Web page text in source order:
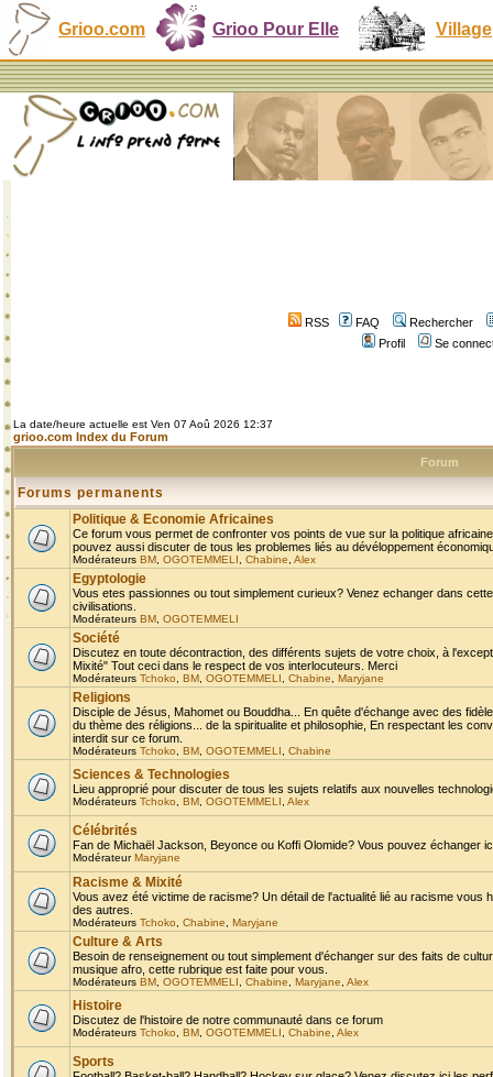
Grioo.com Grioo Pour Elle Village
RSS FAQ
Rechercher
Profil
Se
La date/heure actuelle est Ven 07 Aoû 2026 12:37
grioo.com Index du Forum
Forum
Forums permanents
Politique & Economie Africaines
Ce forum vous permet de confronter vos points de vue sur la politique
pouvez aussi discuter de tous les problemes liés au dévéloppement
Modérateurs BM OGOTEMMELI Chabine Alex
Egyptologie
Vous etes passionnes ou tout simplement curieux? Venez echanger dans
civilisations.
Modérateurs BM OGOTEMMELI
Société
Discutez en toute décontraction, des différents sujets de votre choix, à
Mixité" Tout ceci dans le respect de vos interlocuteurs. Merci
Modérateurs Tchoko BM OGOTEMMELI Chabine Maryjane
Religions
Disciple de Jésus, Mahomet ou Bouddha... En quête d'échange avec des
du thème des réligions... de la spiritualite et philosophie, En respectant les
interdit sur ce forum.
Modérateurs Tchoko BM OGOTEMMELI Chabine
Sciences & Technologies
Lieu approprié pour discuter de tous les sujets relatifs aux nouvelles
Modérateurs Tchoko BM OGOTEMMELI Alex
Célébrités
Fan de Michaël Jackson, Beyonce ou Koffi Olomide? Vous pouvez échanger
ModérateurMaryjane
Racisme & Mixité
Vous avez été victime de racisme? Un détail de l'actualité lié au racisme
des autres.
Modérateurs Tchoko Chabine Maryjane
Culture & Arts
Besoin de renseignement ou tout simplement d'échanger sur des faits de
musique afro, cette rubrique est faite pour vous.
Modérateurs BM OGOTEMMELI Chabine Maryjane Alex
Histoire
Discutez de l'histoire de notre communauté dans ce forum
Modérateurs Tchoko BM OGOTEMMELI Chabine Alex
Sports